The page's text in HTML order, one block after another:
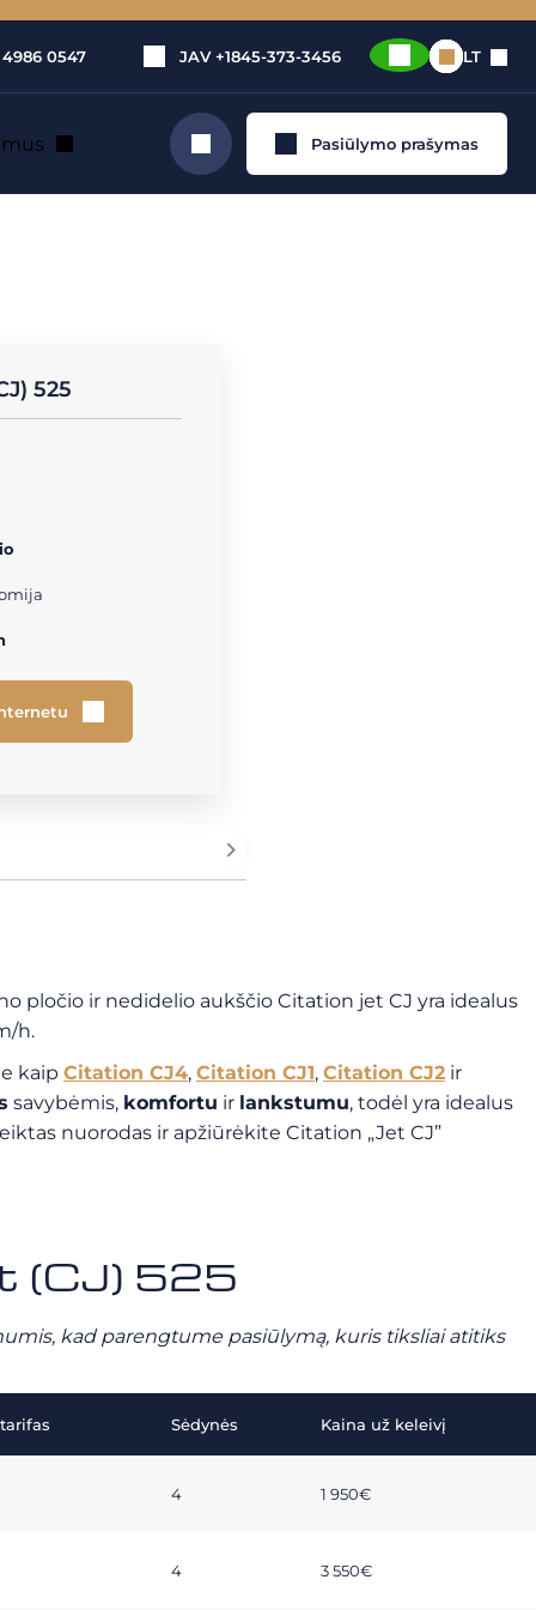
0547 JAV +1845-373-3456 LT
Ieškoti Pasiūlymo prašymas
525
pločio ir nedidelio aukščio Citation jet CJ yra idealus
h.
kaip Citation CJ4, Citation CJ1, Citation CJ2 ir
savybėmis, komfortu ir lankstumu, todėl yra idealus
nuorodas ir apžiūrėkite Citation „Jet CJ”
(CJ) 525
kad parengtume pasiūlymą, kuris tiksliai atitiks
Sėdynės Kaina už keleivį
4 1 950€
4 3 550€